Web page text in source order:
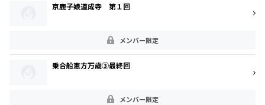
京鹿子娘道成寺 第１回
メンバー限定
乗合船恵方万歳③最終回
メンバー限定